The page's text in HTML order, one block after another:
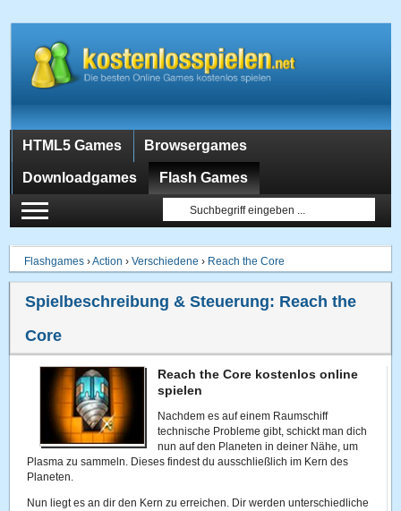
HTML5 Games Browsergames
Downloadgames Flash Games
Flashgames ›Action ›Verschiedene › Reach the Core
Spielbeschreibung & Steuerung: Reach the
Core
Reach the Core kostenlos online
spielen
Nachdem es auf einem Raumschiff
technische Probleme gibt, schickt man dich
nun auf den Planeten in deiner Nähe, um
Plasma zu sammeln. Dieses findest du ausschließlich im Kern des
Planeten.
Nun liegt es an dir den Kern zu erreichen. Dir werden unterschiedliche